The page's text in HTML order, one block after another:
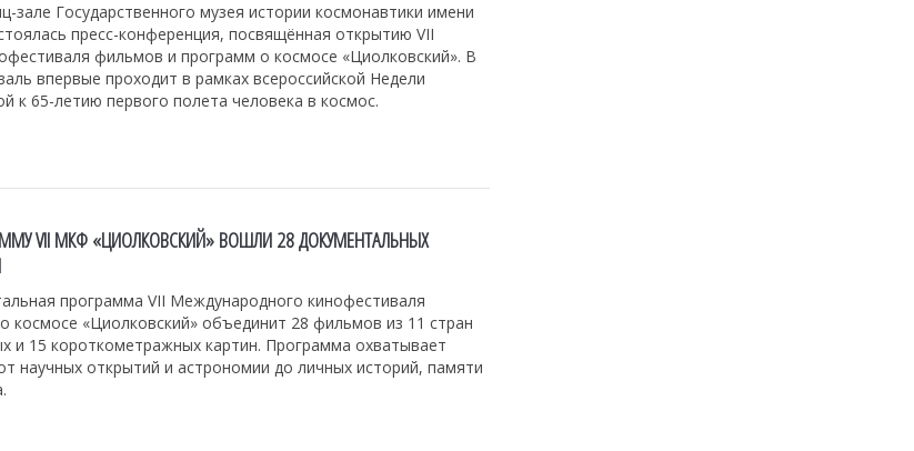
зале Государственного музея истории космонавтики имени
пресс-конференция, посвящённая открытию VII
фильмов и программ о космосе «Циолковский». В
впервые проходит в рамках всероссийской Недели
к 65-летию первого полета человека в космос.
VII МКФ «ЦИОЛКОВСКИЙ» ВОШЛИ 28 ДОКУМЕНТАЛЬНЫХ
программа VII Международного кинофестиваля
космосе «Циолковский» объединит 28 фильмов из 11 стран
и 15 короткометражных картин. Программа охватывает
научных открытий и астрономии до личных историй, памяти